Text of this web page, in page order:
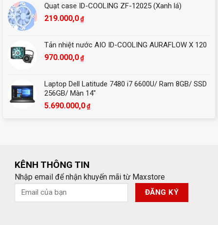
Quạt case ID-COOLING ZF-12025 (Xanh lá)
219.000,0 ₫
Tản nhiệt nước AIO ID-COOLING AURAFLOW X 120
970.000,0 ₫
Laptop Dell Latitude 7480 i7 6600U/ Ram 8GB/ SSD
256GB/ Màn 14″
5.690.000,0 ₫
KÊNH THÔNG TIN
Nhập email để nhận khuyến mãi từ Maxstore